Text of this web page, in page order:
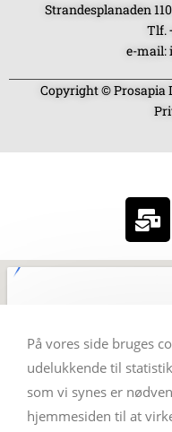
Strandesplanaden
Tlf.
e-mail:
Copyright © Prosapia
På vores side bruges
udelukkende til
som vi synes er
hjemmesiden til at